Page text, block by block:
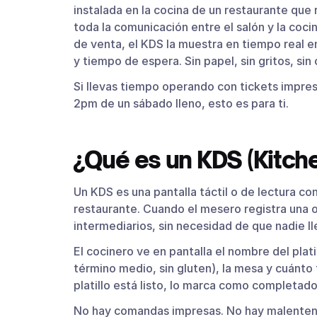
Qué pasa cuando operas sin KDS:
KDS Parrot: Gestión de Cocina
Preguntas frecuentes sobre el KDS
¿Un KDS reemplaza completamente la
¿Qué tan difícil es instalar un KDS?
¿El KDS funciona si se va el internet?
¿Qué pasa si el cocinero no sabe usar
instalada en la cocina de un restaurante
toda la comunicación entre el salón y la
de venta, el KDS la muestra en tiempo real
y tiempo de espera. Sin papel, sin gritos, sin
Si llevas tiempo operando con tickets
2pm de un sábado lleno, esto es para ti.
¿Qué es un KDS
Un KDS es una pantalla táctil o de lectura
restaurante. Cuando el mesero registra una
intermediarios, sin necesidad de que nadie
El cocinero ve en pantalla el nombre del
término medio, sin gluten), la mesa y
platillo está listo, lo marca como
No hay comandas impresas. No hay